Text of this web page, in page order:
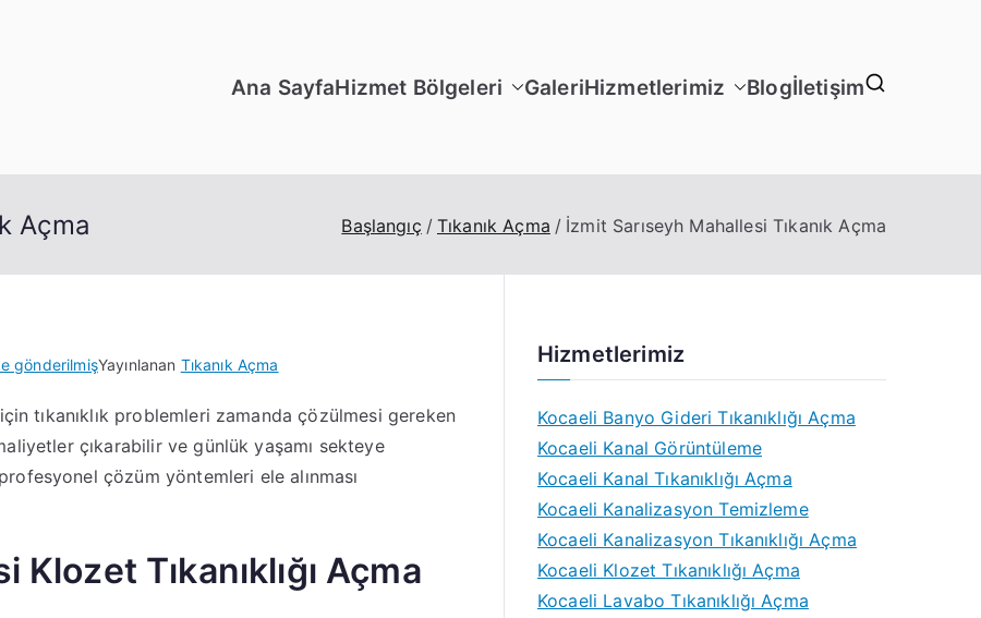
Ana SayfaHizmet Bölgeleri GaleriHizmetlerimiz Blogİletişim
Açma Başlangıç Tıkanık Açma İzmit Sarıseyh Mahallesi Tıkanık Açma
gönderilmişYayınlanan Tıkanık Açma
tıkanıklık problemleri zamanda çözülmesi gereken
çıkarabilir ve günlük yaşamı sekteye
çözüm yöntemleri ele alınması
Tıkanıklığı Açma
Hizmetlerimiz
Kocaeli Banyo Gideri Tıkanıklığı Açma
Kocaeli Kanal Görüntüleme
Kocaeli Kanal Tıkanıklığı Açma
Kocaeli Kanalizasyon Temizleme
Kocaeli Kanalizasyon Tıkanıklığı Açma
Kocaeli Klozet Tıkanıklığı Açma
Kocaeli Lavabo Tıkanıklığı Açma